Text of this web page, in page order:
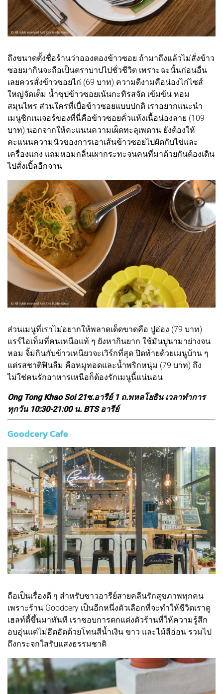
ถึงขนาดตั้งชื่อร้านว่าอองตองข้าวซอย ถ้ามาถึงแล้วไม่สั่งข้าว
ซอยมากินจะถือเป็นตราบาปไปชั่วชีวิต เพราะฉะนั้นก่อนอื่น
เลยควรสั่งข้าวซอยไก่ (69 บาท) ความดีงามคือน่องไก่ไซส์
ใหญ่จัดเต็ม น้ำซุปข้าวซอยเน้นกะทิรสจัด เข้มข้น หอม
สมุนไพร ส่วนใครที่เบื่อข้าวซอยแบบปกติ เราอยากแนะนำ
เมนูซิกเนเจอร์ของที่นี่คือข้าวซอยคั่วแห้งเนื้อน่องลาย (109
บาท) นอกจากให้คะแนนความเผ็ดทะลุเพดาน ยังต้องให้
คะแนนความนัวของการเอาเส้นข้าวซอยไปผัดกับไข่และ
เครื่องแกง แถมหอมกลิ่นเผากระทะจนคนที่มาด้วยกันต้องเดิน
ไปสั่งเบิ้ลอีกจาน
ส่วนเมนูที่เราไม่อยากให้พลาดเด็ดขาดคือ ปูอ่อง (79 บาท)
แรร์ไอเท็มที่คนเหนือแท้ ๆ ยังหากินยาก ใช้มันปูนามาย่างจน
หอม จิ้มกินกับข้าวเหนียวจะเวิร์กที่สุด ปิดท้ายด้วยเมนูบ้าน ๆ
แต่รสชาติฟินลืม คือหมูทอดและน้ำพริกหนุ่ม (79 บาท) ถึง
ไม่ใช่คนรักอาหารเหนือก็ต้องรักเมนูนี้แน่นอน
Ong Tong Khao Soi 21ซ.อารีย์ 1 ถ.พหลโยธิน เวลาทำการ
ทุกวัน 10:30-21:00 น. BTS อารีย์
Goodcery Cafe
ถือเป็นเรื่องดี ๆ สำหรับชาวอารีย์สายคลีนรักสุขภาพทุกคน
เพราะร้าน Goodcery เป็นอีกหนึ่งตัวเลือกที่จะทำให้ชีวิตเราดู
เฮลท์ตี้ขึ้นมาทันที เราชอบการตกแต่งตัวร้านที่ให้ความรู้สึก
อบอุ่นแต่ไม่อึดอัดด้วยโทนสีน้ำเงิน ขาว และไม้สีอ่อน รวมไป
ถึงกระจกใสรับแสงธรรมชาติ